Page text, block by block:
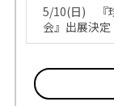
5/10(日) 『
会』出展決定